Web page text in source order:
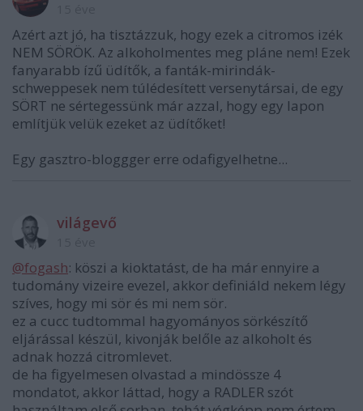
Azért azt jó, ha tisztázzuk, hogy ezek a citromos izék
NEM SÖRÖK. Az alkoholmentes meg pláne nem! Ezek
fanyarabb ízű üdítők, a fanták-mirindák-
schweppesek nem túlédesített versenytársai, de egy
SÖRT ne sértegessünk már azzal, hogy egy lapon
említjük velük ezeket az üdítőket!
Egy gasztro-bloggger erre odafigyelhetne...
világevő
@fogash: köszi a kioktatást, de ha már ennyire a
tudomány vizeire evezel, akkor definiáld nekem légy
szíves, hogy mi sör és mi nem sör.
ez a cucc tudtommal hagyományos sörkészítő
eljárással készül, kivonják belőle az alkoholt és
adnak hozzá citromlevet.
de ha figyelmesen olvastad a mindössze 4
mondatot, akkor láttad, hogy a RADLER szót